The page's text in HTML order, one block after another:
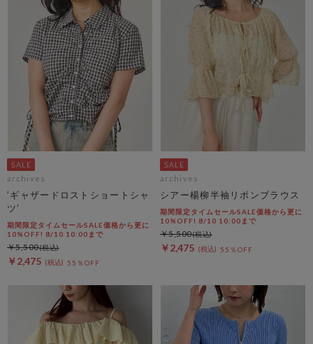
archives
’ギャザードロストショートシャ
ツ’
期間限定タイムセールSALE価格から更に
10%OFF! 8/10 10:00まで
￥2,475 55％OFF
￥5,500
archives
シアー楊柳半袖リボンブラウス
期間限定タイムセールSALE価格から更に
10%OFF! 8/10 10:00まで
￥2,475 55％OFF
￥5,500